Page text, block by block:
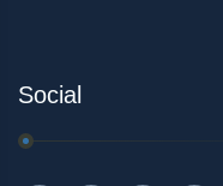
Social